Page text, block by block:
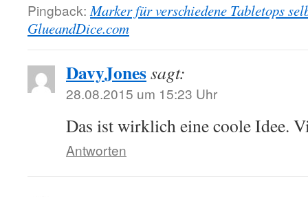
Pingback: Marker für verschiedene Tabletops
GlueandDice.com
DavyJonessagt:
28.08.2015 um 15:23 Uhr
Das ist wirklich eine coole Idee.
Antworten